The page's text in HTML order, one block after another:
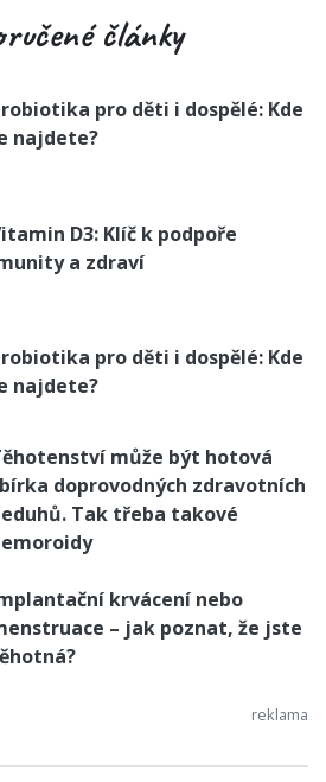
články
pro děti i dospělé: Kde
najdete?
D3: Klíč k podpoře
a zdraví
pro děti i dospělé: Kde
najdete?
může být hotová
doprovodných zdravotních
Tak třeba takové
krvácení nebo
– jak poznat, že jste